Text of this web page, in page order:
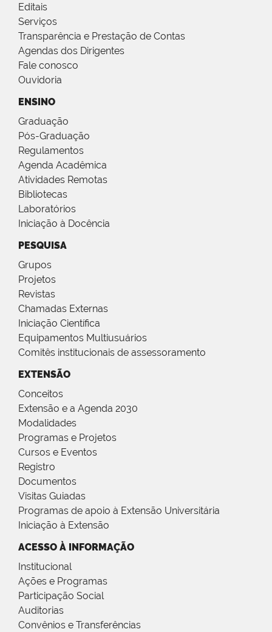
Editais
Serviços
Transparência e Prestação de Contas
Agendas dos Dirigentes
Fale conosco
Ouvidoria
ENSINO
Graduação
Pós-Graduação
Regulamentos
Agenda Acadêmica
Atividades Remotas
Bibliotecas
Laboratórios
Iniciação à Docência
PESQUISA
Grupos
Projetos
Revistas
Chamadas Externas
Iniciação Científica
Equipamentos Multiusuários
Comitês institucionais de assessoramento
EXTENSÃO
Conceitos
Extensão e a Agenda 2030
Modalidades
Programas e Projetos
Cursos e Eventos
Registro
Documentos
Visitas Guiadas
Programas de apoio à Extensão Universitária
Iniciação à Extensão
ACESSO À INFORMAÇÃO
Institucional
Ações e Programas
Participação Social
Auditorias
Convênios e Transferências